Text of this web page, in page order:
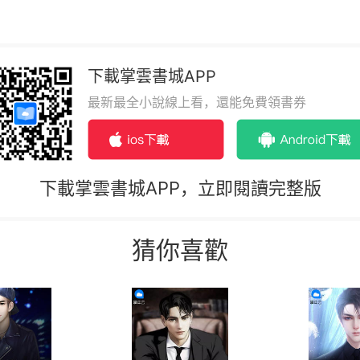
下載掌雲書城APP
最新最全小說線上看，還能免費領書券
下載掌雲書城APP，立即閱讀完整版
猜你喜歡